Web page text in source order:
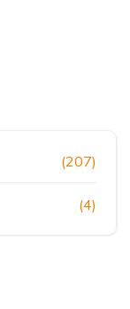
(207)
(4)